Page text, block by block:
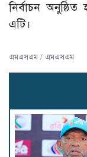
নির্বাচন
এটি।
এমএসএম / এমএসএম